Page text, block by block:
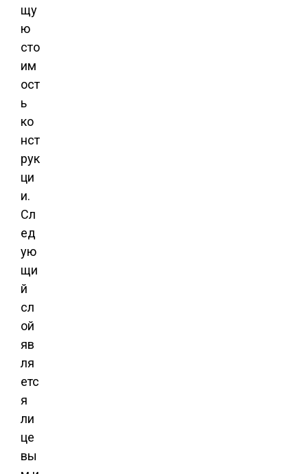
щу
ю
сто
им
ост
ь
ко
нст
рук
ци
и.
Сл
ед
ую
щи
й
сл
ой
яв
ля
етс
я
ли
це
вы